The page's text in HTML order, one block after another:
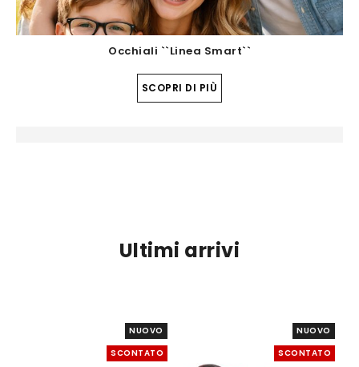
Occhiali ``Linea Smart``
SCOPRI DI PIÙ
Ultimi arrivi
NUOVO
SCONTATO
NUOVO
SCONTATO